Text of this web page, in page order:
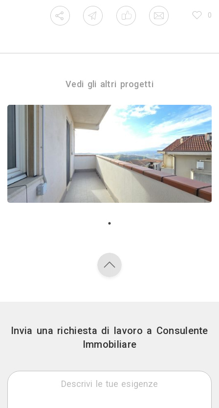
0
Vedi gli altri progetti
Invia una richiesta di lavoro a Consulente
Immobiliare